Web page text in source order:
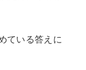
ている答えに